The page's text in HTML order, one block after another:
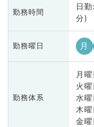
勤務時間
日
分)
勤務曜日 月
勤務体系
月
火
水
木
金